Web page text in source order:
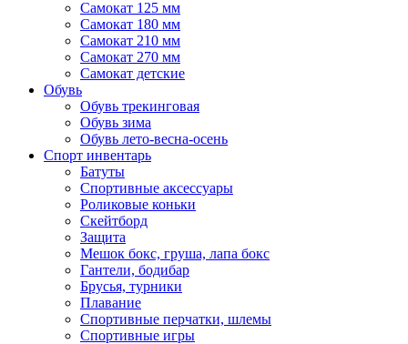
Самокат 125 мм
Самокат 180 мм
Самокат 210 мм
Самокат 270 мм
Самокат детские
Обувь
Обувь трекинговая
Обувь зима
Обувь лето-весна-осень
Спорт инвентарь
Батуты
Спортивные аксессуары
Роликовые коньки
Скейтборд
Защита
Мешок бокс, груша, лапа бокс
Гантели, бодибар
Брусья, турники
Плавание
Спортивные перчатки, шлемы
Спортивные игры